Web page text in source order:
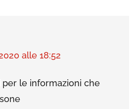
alle 18:52
le informazioni che